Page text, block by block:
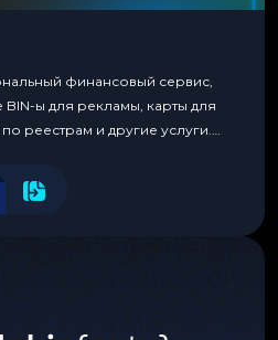
финансовый сервис,
ы для рекламы, карты для
реестрам и другие услуги.
финансами.